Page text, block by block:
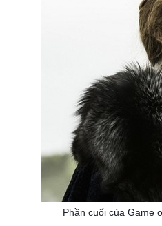
Phần cuối của Game